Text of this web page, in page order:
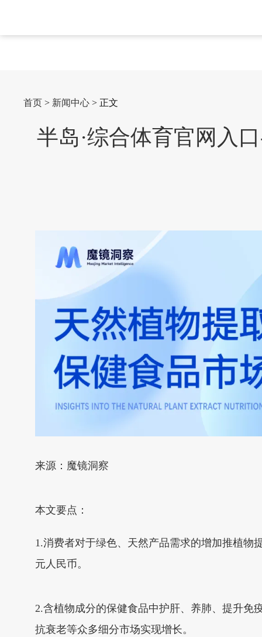
首页 > 新闻中心 > 正文
半岛·综合体育官网入
来源：魔镜洞察
本文要点：
1.消费者对于绿色、天然产品需求的增加推植物
元人民币。
2.含植物成分的保健食品中护肝、养肺、提升免
抗衰老等众多细分市场实现增长。